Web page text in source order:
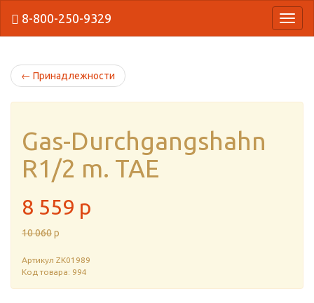
8-800-250-9329
← Принадлежности
Gas-Durchgangshahn
R1/2 m. TAE
8 559 p
10 060p
Артикул ZK01989
Код товара: 994